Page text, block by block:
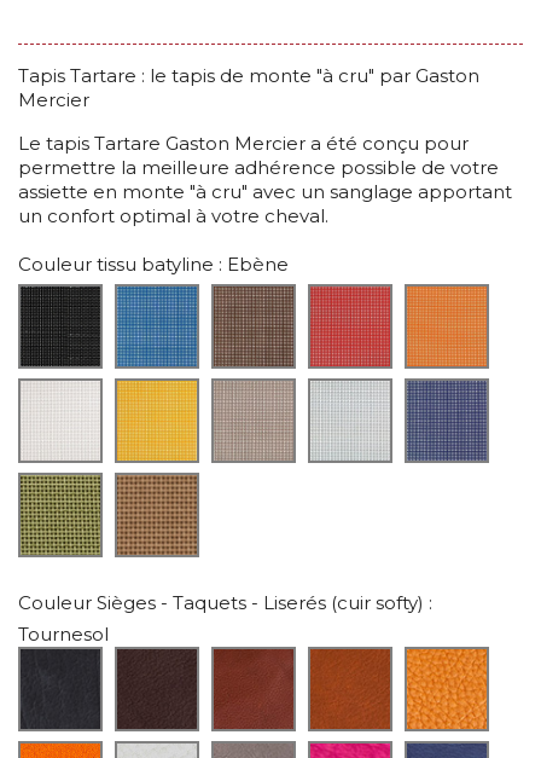
Tapis Tartare : le tapis de monte "à cru" par Gaston
Mercier
Le tapis Tartare Gaston Mercier a été conçu pour
permettre la meilleure adhérence possible de votre
assiette en monte "à cru" avec un sanglage apportant
un confort optimal à votre cheval.
Couleur tissu batyline : Ebène
Couleur Sièges - Taquets - Liserés (cuir softy) :
Tournesol